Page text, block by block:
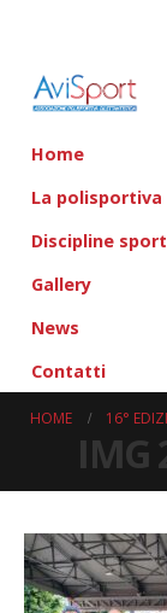
Home
La polisportiva
Discipline
Gallery
News
Contatti
HOME 16°
IMG